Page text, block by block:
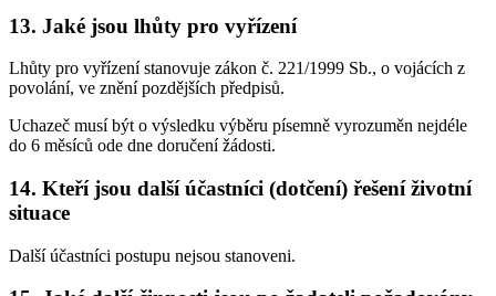
13. Jaké jsou lhůty pro vyřízení
Lhůty pro vyřízení stanovuje zákon č. 221/1999 Sb., o vojácích z
povolání, ve znění pozdějších předpisů.
Uchazeč musí být o výsledku výběru písemně vyrozuměn nejdéle
do 6 měsíců ode dne doručení žádosti.
14. Kteří jsou další účastníci (dotčení) řešení životní
situace
Další účastníci postupu nejsou stanoveni.